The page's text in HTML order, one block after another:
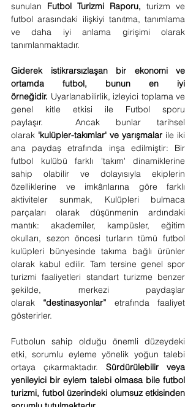
sunulan Futbol Turizmi Raporu, turizm ve
futbol arasındaki ilişkiyi tanıtma, tanımlama
ve daha iyi anlama girişimi olarak
tanımlanmaktadır.
Giderek istikrarsızlaşan bir ekonomi ve
ortamda futbol, bunun en iyi
örneğidir. Uyarlanabilirlik, izleyici toplama ve
genel kitle etkisi ile Futbol sporu
paylaşır.  Ancak bunlar tarihsel
olarak 'kulüpler-takımlar' ve yarışmalar ile iki
ana paydaş etrafında inşa edilmiştir: Bir
futbol kulübü farklı 'takım' dinamiklerine
sahip olabilir ve dolayısıyla ekiplerin
özelliklerine ve imkânlarına göre farklı
aktiviteler sunmak, Kulüpleri bulmaca
parçaları olarak düşünmenin ardındaki
mantık: akademiler, kampüsler, eğitim
okulları, sezon öncesi turların tümü futbol
kulüpleri bünyesinde takıma bağlı ürünler
olarak kabul edilir. Tam tersine genel spor
turizmi faaliyetleri standart turizme benzer
şekilde, merkezi paydaşlar
olarak “destinasyonlar” etrafında faaliyet
gösterirler.
Futbolun sahip olduğu önemli düzeydeki
etki, sorumlu eyleme yönelik yoğun talebi
ortaya çıkarmaktadır. Sürdürülebilir veya
yenileyici bir eylem talebi olmasa bile futbol
turizmi, futbol üzerindeki olumsuz etkisinden